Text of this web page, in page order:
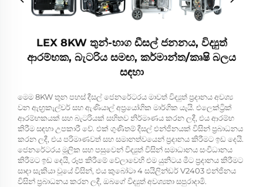
LEX 8KW තුන්-භාග ඩීසල් ජනනය, විද්‍යුත්
ආරම්භක, බැටරිය සමඟ, කර්මාන්ත/කෘෂි බලය
සඳහා
මෙම 8KW තුන පහස් දීසල් ජෙනරේටරය මාවත් විද්‍යුත් ප්‍රදානය අවශ්‍ය
වන ඇඟ්‍රකැල්චර් සහ ඇණියාල් අප්‍රයෝගික මාර්ගික යැයි. එලෙක්ට්‍රික්
ආරම්භකයක් සහ බැටරියක් සහිතව නිර්මාණය කරන ලදී, එය ආරම්භ
කිරීම සඳහා උපකාරී වේ. එක් ගුණිතම් දීසල් එන්ජිනයක් විසින් ප්‍රබාධනය
කරන ලදී, එය පරිමාණවත් සහ සමානත්වයෙන් ප්‍රදානය කිරීමට ඉඩ දෙයි.
ජෙනරේටරය මූලික සහ පසුවෙන් විද්‍යුත් විසින් සමාධානය සංවිධානය
කිරීමට ඉඩ දෙයි, රූප කිරීමේ වේලාවෙහි එම යුනිටය මීට ප්‍රදානය කිරීමට
සාදා සැකියා වූයේ විසින්, එය කුබෝටා 4 සයිලින්ඩර් V2403 එන්ජිනය
විසින් ප්‍රබාධනය කරන ලදී, ඔබගේ විද්‍යුත් අවශ්‍යතා සපුරාදාමි.